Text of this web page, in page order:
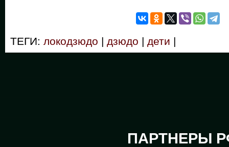
ТЕГИ: локодзюдо | дзюдо | дети |
ПАРТНЕРЫ